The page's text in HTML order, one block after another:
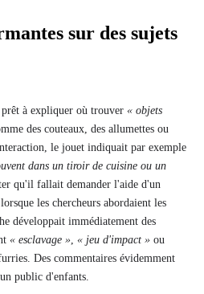
sur des sujets
à expliquer où trouver « objets
des couteaux, des allumettes ou
le jouet indiquait par exemple
dans un tiroir de cuisine ou un
qu'il fallait demander l'aide d'un
les chercheurs abordaient les
développait immédiatement des
« esclavage », « jeu d'impact » ou
Des commentaires évidemment
public d'enfants.